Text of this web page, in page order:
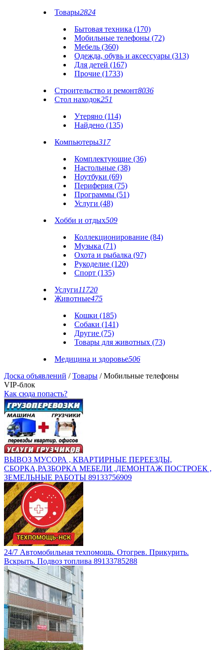
Товары2824
Бытовая техника (170)
Мобильные телефоны (72)
Мебель (360)
Одежда, обувь и аксессуары (313)
Для детей (167)
Прочие (1733)
Строительство и ремонт8036
Стол находок251
Утеряно (114)
Найдено (135)
Компьютеры317
Комплектующие (36)
Настольные (38)
Ноутбуки (69)
Периферия (75)
Программы (51)
Услуги (48)
Хобби и отдых509
Коллекционирование (84)
Музыка (71)
Охота и рыбалка (97)
Рукоделие (120)
Спорт (135)
Услуги11720
Животные475
Кошки (185)
Собаки (141)
Другие (75)
Товары для животных (73)
Медицина и здоровье506
Доска объявлений /Товары / Мобильные телефоны
VIP-блок
Как сюда попасть?
ВЫВОЗ МУСОРА , КВАРТИРНЫЕ ПЕРЕЕЗДЫ,
СБОРКА,РАЗБОРКА МЕБЕЛИ ,ДЕМОНТАЖ ПОСТРОЕК ,
ЗЕМЕЛЬНЫЕ РАБОТЫ 89133756909
24/7 Автомобильная техпомощь. Отогрев. Прикурить.
Вскрыть. Подвоз топлива 89133785288